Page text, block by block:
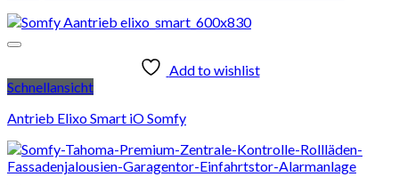
Add to wishlist
Schnellansicht
Antrieb Elixo Smart iO Somfy